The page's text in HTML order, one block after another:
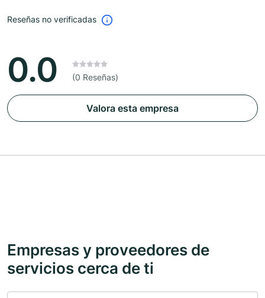
Reseñas no verificadas
0.0 (0 Reseñas)
Valora esta empresa
Empresas y proveedores de
servicios cerca de ti